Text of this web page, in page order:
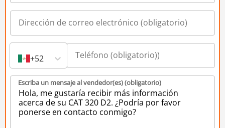
+52
Escriba un mensaje al vendedor(es) (obligatorio)